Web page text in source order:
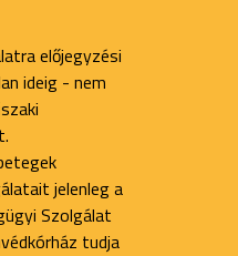
előjegyzési
ideig - nem
jelenleg a
Szolgálat
tudja